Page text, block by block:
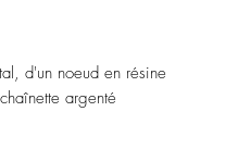
d'un noeud en résine
argenté